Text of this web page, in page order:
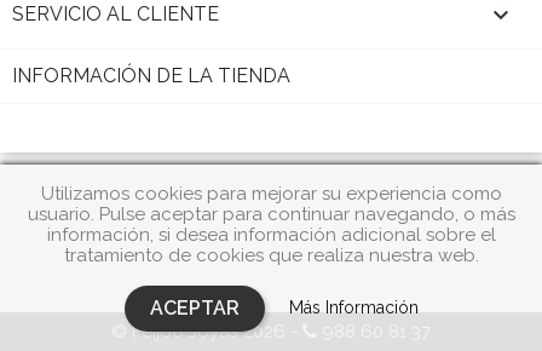
SERVICIO AL CLIENTE 
INFORMACIÓN DE LA TIENDA
© Feijóo Joyas 2026 -
Utilizamos cookies para mejorar su experiencia como
usuario. Pulse aceptar para continuar navegando, o más
información, si desea información adicional sobre el
tratamiento de cookies que realiza nuestra web.
ACEPTAR Más Información